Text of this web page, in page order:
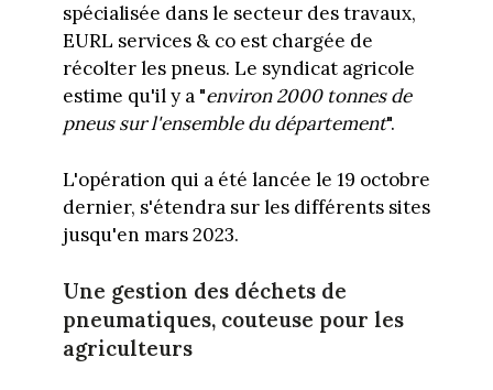
spécialisée dans le secteur des travaux,
EURL services & co est chargée de
récolter les pneus. Le syndicat agricole
estime qu'il y a "environ 2000 tonnes de
pneus sur l'ensemble du département".
L'opération qui a été lancée le 19 octobre
dernier, s'étendra sur les différents sites
jusqu'en mars 2023.
Une gestion des déchets de
pneumatiques, couteuse pour les
agriculteurs